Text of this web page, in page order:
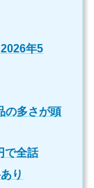
年5
の多さが頭
で全話
り